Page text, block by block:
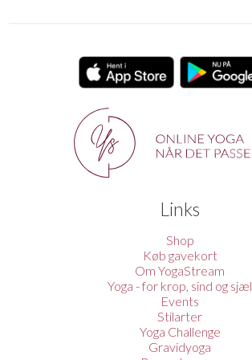
Links
Shop
Køb gavekort
Om YogaStream
Yoga - for krop, sind og sjæl
Events
Stilarter
Yoga Challenge
Gravidyoga